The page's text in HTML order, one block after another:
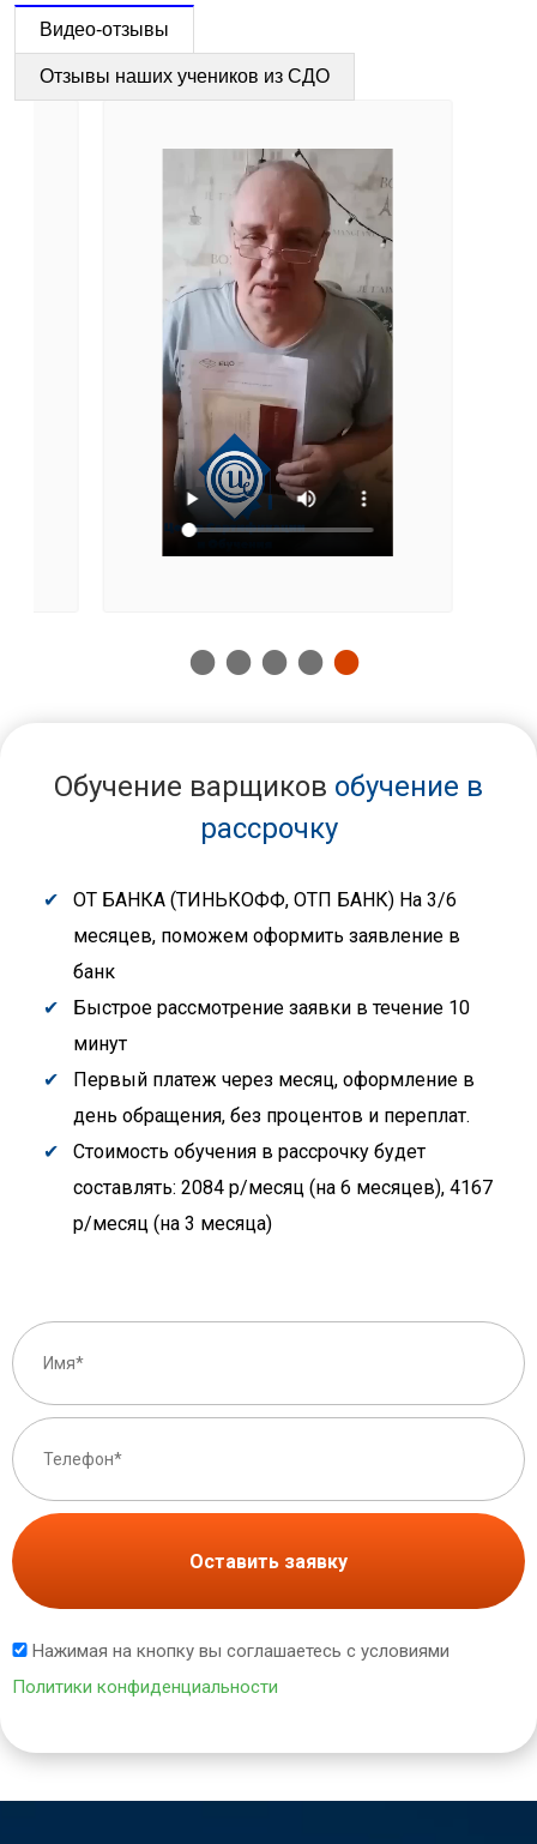
Видео-отзывы
Отзывы наших учеников из СДО
Обучение варщиков обучение в
рассрочку
ОТ БАНКА (ТИНЬКОФФ, ОТП БАНК) На 3/6
месяцев, поможем оформить заявление в
банк
Быстрое рассмотрение заявки в течение 10
минут
Первый платеж через месяц, оформление в
день обращения, без процентов и переплат.
Стоимость обучения в рассрочку будет
составлять: 2084 р/месяц (на 6 месяцев), 4167
р/месяц (на 3 месяца)
Оставить заявку
Нажимая на кнопку вы соглашаетесь с условиями
Политики конфиденциальности